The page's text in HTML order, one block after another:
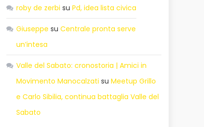
roby de zerbi suPd, idea lista civica
Giuseppe suCentrale pronta serve
un’intesa
Valle del Sabato: cronostoria | Amici in
Movimento Manocalzati suMeetup Grillo
e Carlo Sibilia, continua battaglia Valle del
Sabato